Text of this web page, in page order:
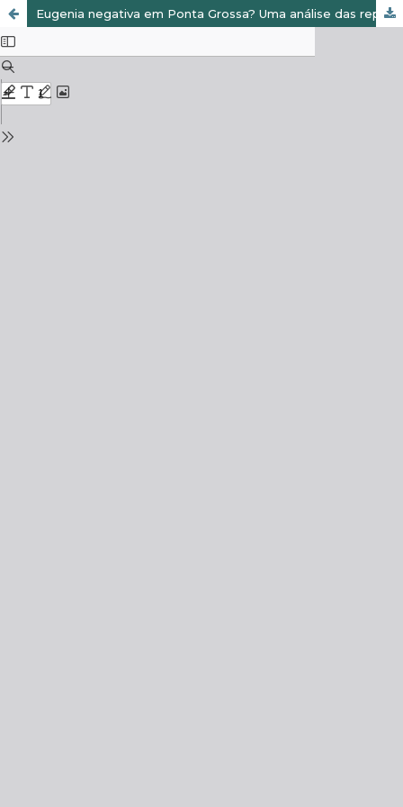
Eugenia negativa em Ponta Grossa? Uma análise das representações sobre a eugenia no discurso de José martins Pinto